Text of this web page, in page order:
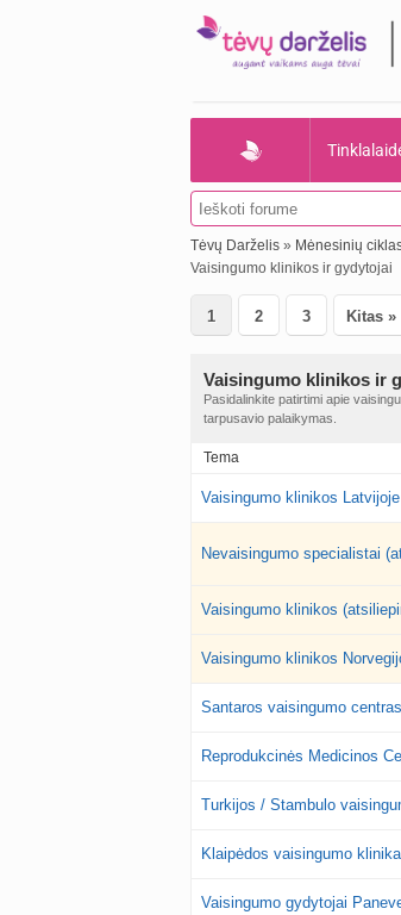
Tėvų Darželis » Mėnesinių
Vaisingumo klinikos ir gydytojai
1 2 3 Kitas »
Vaisingumo klinikos ir
Pasidalinkite patirtimi apie
tarpusavio palaikymas.
Tema
Vaisingumo klinikos Latvijoje
Nevaisingumo specialistai
Vaisingumo klinikos
Vaisingumo klinikos
Santaros vaisingumo centras
Reprodukcinės Medicinos
Turkijos / Stambulo
Klaipėdos vaisingumo klinika
Vaisingumo gydytojai